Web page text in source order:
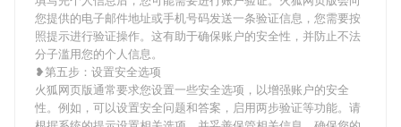
您提供的电子邮件地址或手机号码发送一条验证信息，您需要按
照提示进行验证操作。这有助于确保账户的安全性，并防止不法
分子滥用您的个人信息。
❥第五步：设置安全选项
火狐网页版通常要求您设置一些安全选项，以增强账户的安全
性。例如，可以设置安全问题和答案，启用两步验证等功能。请